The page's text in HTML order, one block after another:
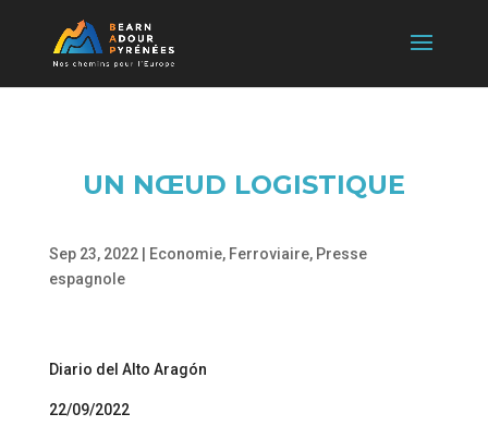
UN NŒUD LOGISTIQUE
Sep 23, 2022| Economie, Ferroviaire, Presse
espagnole
Diario del Alto Aragón
22/09/2022